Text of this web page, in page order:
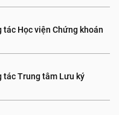
tác Học viện Chứng khoán
tác Trung tâm Lưu ký